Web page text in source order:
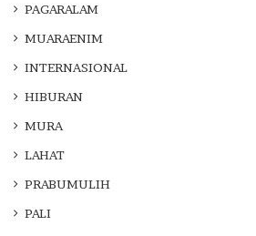
PAGARALAM
MUARAENIM
INTERNASIONAL
HIBURAN
MURA
LAHAT
PRABUMULIH
PALI